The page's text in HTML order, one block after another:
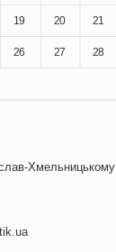
19 20 21
26 27 28
Хмельницькому